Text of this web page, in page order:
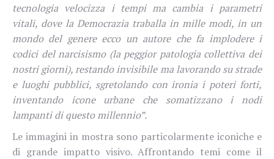
tecnologia velocizza i tempi ma cambia i parametri
vitali, dove la Democrazia traballa in mille modi, in un
mondo del genere ecco un autore che fa implodere i
codici del narcisismo (la peggior patologia collettiva dei
nostri giorni), restando invisibile ma lavorando su strade
e luoghi pubblici, sgretolando con ironia i poteri forti,
inventando icone urbane che somatizzano i nodi
lampanti di questo millennio”.
Le immagini in mostra sono particolarmente iconiche e
di grande impatto visivo. Affrontando temi come il